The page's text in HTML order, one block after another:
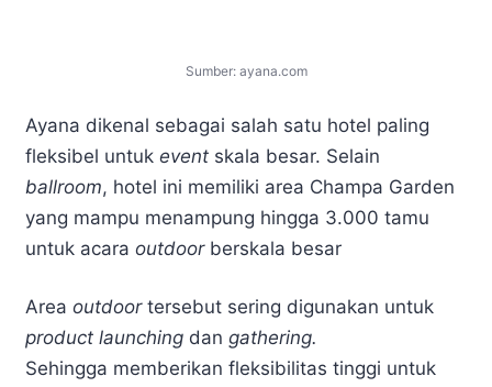
Sumber: ayana.com
Ayana dikenal sebagai salah satu hotel paling
fleksibel untuk event skala besar. Selain
ballroom, hotel ini memiliki area Champa Garden
yang mampu menampung hingga 3.000 tamu
untuk acara outdoorberskala besar
Area outdoortersebut sering digunakan untuk
product launching dan gathering.
Sehingga memberikan fleksibilitas tinggi untuk